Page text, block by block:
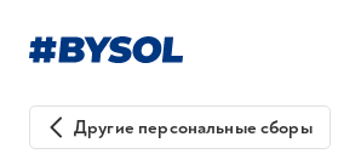
Другие персональные сборы